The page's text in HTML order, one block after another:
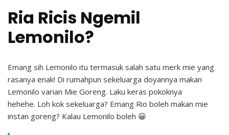
Ria Ricis Ngemil
Lemonilo?
Emang sih Lemonilo itu termasuk salah satu merk mie yang
rasanya enak! Di rumahpun sekeluarga doyannya makan
Lemonilo varian Mie Goreng. Laku keras pokoknya
hehehe. Loh kok sekeluarga? Emang Rio boleh makan mie
instan goreng? Kalau Lemonilo boleh 😀